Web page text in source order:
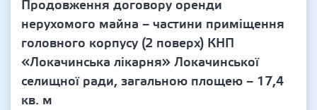
Продовження договору оренди
нерухомого майна – частини приміщення
головного корпусу (2 поверх) КНП
«Локачинська лікарня» Локачинської
селищної ради, загальною площею – 17,4
кв. м